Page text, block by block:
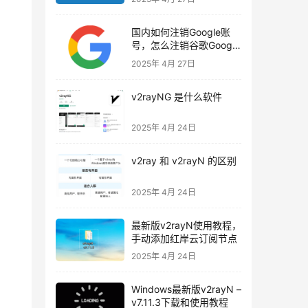
国内如何注销Google账
号，怎么注销谷歌Google
账号
2025年 4月 27日
v2rayNG 是什么软件
2025年 4月 24日
v2ray 和 v2rayN 的区别
2025年 4月 24日
最新版v2rayN使用教程，
手动添加红岸云订阅节点
2025年 4月 24日
Windows最新版v2rayN –
v7.11.3下载和使用教程